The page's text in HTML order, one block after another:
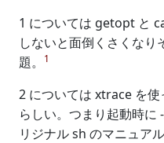
1 については getopt と
しないと面倒くさくなり
題。
1
2 については xtrace を
らしい。つまり起動時に
リジナル sh のマニュア